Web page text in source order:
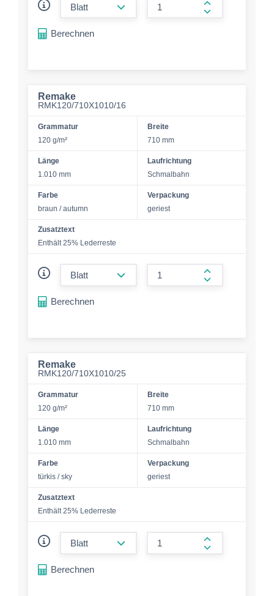
form.increase-
Berechnen
Remake
RMK120/710X1010/16
Grammatur
120 g/m²
Breite
710 mm
Länge
1.010 mm
Laufrichtung
Schmalbahn
Farbe
braun / autumn
Verpackung
geriest
Zusatztext
Enthält 25% Lederreste
form.increase-
Berechnen
Remake
RMK120/710X1010/25
Grammatur
120 g/m²
Breite
710 mm
Länge
1.010 mm
Laufrichtung
Schmalbahn
Farbe
türkis / sky
Verpackung
geriest
Zusatztext
Enthält 25% Lederreste
form.increase-
Berechnen